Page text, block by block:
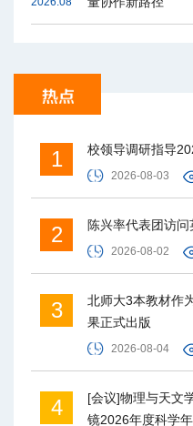
1 校领导调研指导
2026-08-03
2 陈兴率代表团访
2026-08-02
3
北师大3本教材作
果正式出版
2026-08-04
4
[会议]物理与天文
镜2026年度科学